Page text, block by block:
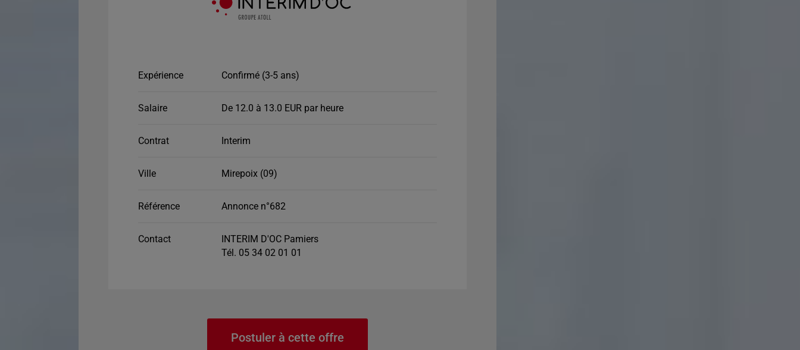
Expérience Confirmé (3-5 ans)
Salaire De 12.0 à 13.0 EUR par heure
Contrat Interim
Ville Mirepoix (09)
Référence Annonce n°682
Contact
INTERIM D'OC Pamiers
Tél. 05 34 02 01 01
Postuler à cette offre